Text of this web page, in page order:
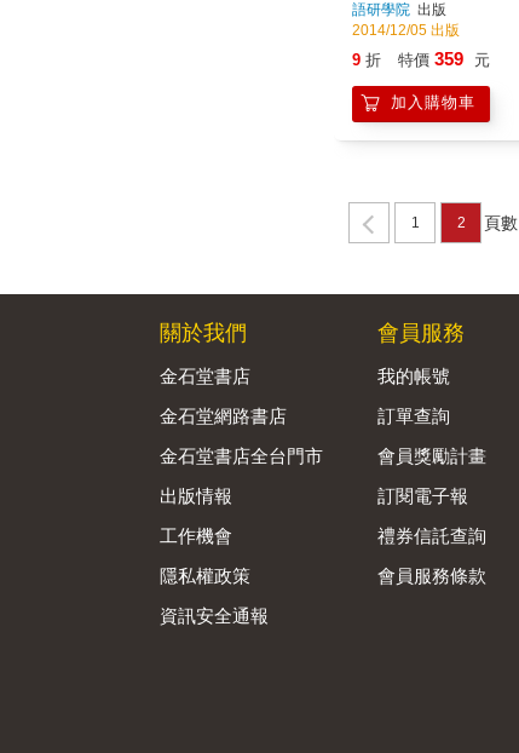
能學單字與會話
語研學院 出版
2014/12/05 出版
9 折 特價 359 元
加入購物車
1 2 頁數
關於我們
金石堂書店
金石堂網路書店
金石堂書店全台門市
出版情報
工作機會
隱私權政策
資訊安全通報
會員服務
我的帳號
訂單查詢
會員獎勵計畫
訂閱電子報
禮券信託查詢
會員服務條款